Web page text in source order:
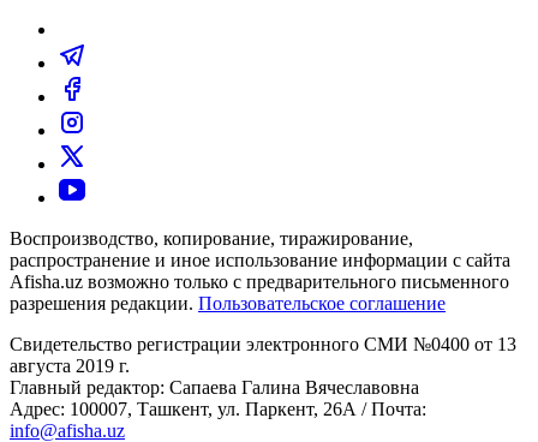
Воспроизводство, копирование, тиражирование,
распространение и иное использование информации с сайта
Afisha.uz возможно только с предварительного письменного
разрешения редакции. Пользовательское соглашение
Свидетельство регистрации электронного СМИ №0400 от 13
августа 2019 г.
Главный редактор: Сапаева Галина Вячеславовна
Адрес: 100007, Ташкент, ул. Паркент, 26А / Почта:
info@afisha.uz